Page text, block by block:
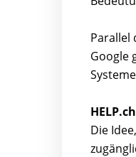
Parallel
Google
Die